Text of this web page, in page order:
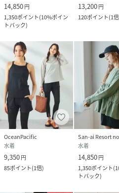
14,850円
1,350ポイント(10%ポイン
トバック)
13,200円
120ポイント(1倍
OceanPacific
水着
9,350円
85ポイント(1倍)
San-ai Resort
水着
14,850円
1,350ポイント(
トバック)